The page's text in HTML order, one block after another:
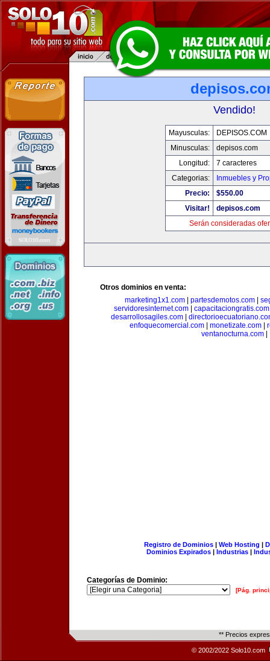
Vendido!
Mayusculas:
DEPISOS.COM
Minusculas:
depisos.com
Longitud:
7 caracteres
Categorias:
Inmuebles y
Precio:
$550.00
Visitar!
depisos.com
Serán consideradas
Otros dominios en venta:
marketing1x1.com| partesdemotos.com|
servidoresinternet.com| capacitaciongratis.com
desarrollosagiles.com
enfoquecomercial.com
monetizate.com
ventanocturna.com
Registro de Dominios| Web Hosting |
Dominios Expirados | Industrias |
Categorías de Dominio:
[Pág.
** Precios
© 2002/2022 Solo10.com